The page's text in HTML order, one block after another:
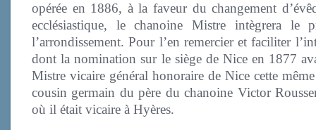
opérée en 1886, à la faveur du changement
ecclésiastique, le chanoine Mistre intègrera le
l’arrondissement. Pour l’en remercier et faciliter
dont la nomination sur le siège de Nice en 1877
Mistre vicaire général honoraire de Nice cette
cousin germain du père du chanoine Victor
où il était vicaire à Hyères.